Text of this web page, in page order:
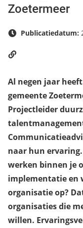
Zoetermeer
Publicatiedatum:
Al negen jaar
gemeente
Projectleider
naar hun
werken binnen je
implementatie en
organisatie op?
organisaties die
willen.